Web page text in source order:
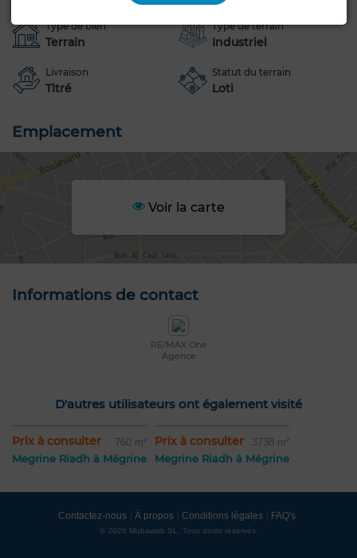
Type de bien
Terrain
Type de terrain
Industriel
Livraison
Titré
Statut du terrain
Loti
Emplacement
Voir la carte
Informations de contact
RE/MAX One
Agence
D'autres utilisateurs ont également visité
Prix à consulter 760 m²
Megrine Riadh à Mégrine
Prix à consulter 3738 m²
Megrine Riadh à Mégrine
Contactez-nous À propos Conditions légales FAQ's
© 2026 Mubawab SL. Tous droits réservés.